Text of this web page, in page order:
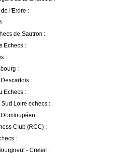
l'Erdre :
:
de Sautron :
Echecs :
:
:
:
Echecs :
Loire échecs :
Domloupéen :
Club (RCC) :
:
- Creteil :